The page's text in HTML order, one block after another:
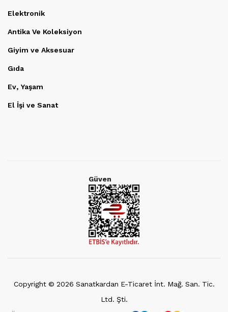
Elektronik
Antika Ve Koleksiyon
Giyim ve Aksesuar
Gıda
Ev, Yaşam
El İşi ve Sanat
Güven
Copyright © 2026 Sanatkardan E-Ticaret İnt. Mağ. San. Tic.
Ltd. Şti.